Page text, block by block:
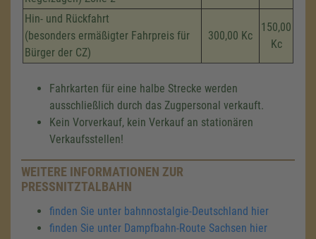
Hin- und Rückfahrt
(besonders ermäßigter Fahrpreis für
Bürger der CZ)
300,00 Kc
150,00
Kc
Fahrkarten für eine halbe Strecke werden
ausschließlich durch das Zugpersonal verkauft.
Kein Vorverkauf, kein Verkauf an stationären
Verkaufsstellen!
WEITERE INFORMATIONEN ZUR
PRESSNITZTALBAHN
finden Sie unter bahnnostalgie-Deutschland hier
finden Sie unter Dampfbahn-Route Sachsen hier